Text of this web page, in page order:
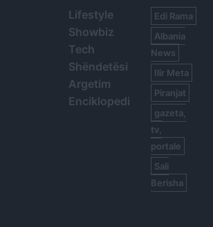
Lifestyle
Showbiz
Tech
Shëndetësi
Argetim
Enciklopedi
Edi Rama
Albania
News
Ilir Meta
Piranjat
gazeta,
tv,
portale
Sali
Berisha